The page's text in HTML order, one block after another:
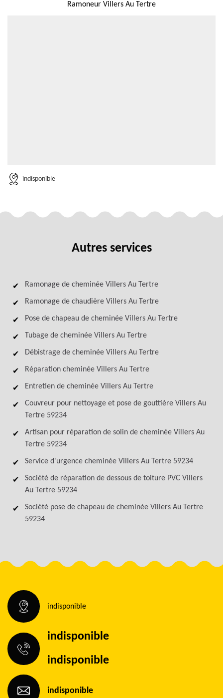
Ramoneur Villers Au Tertre
indisponible
Autres services
Ramonage de cheminée Villers Au Tertre
Ramonage de chaudière Villers Au Tertre
Pose de chapeau de cheminée Villers Au Tertre
Tubage de cheminée Villers Au Tertre
Débistrage de cheminée Villers Au Tertre
Réparation cheminée Villers Au Tertre
Entretien de cheminée Villers Au Tertre
Couvreur pour nettoyage et pose de gouttière Villers Au
Tertre 59234
Artisan pour réparation de solin de cheminée Villers Au
Tertre 59234
Service d'urgence cheminée Villers Au Tertre 59234
Société de réparation de dessous de toiture PVC Villers
Au Tertre 59234
Société pose de chapeau de cheminée Villers Au Tertre
59234
indisponible
indisponible
indisponible
indisponible